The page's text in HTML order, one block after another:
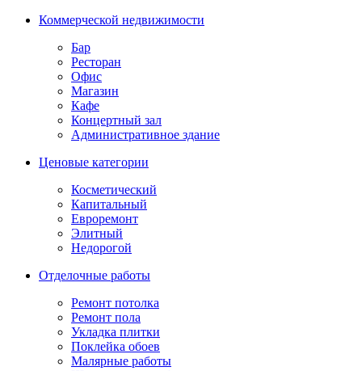
Коммерческой недвижимости
Бар
Ресторан
Офис
Магазин
Кафе
Концертный зал
Административное здание
Ценовые категории
Косметический
Капитальный
Евроремонт
Элитный
Недорогой
Отделочные работы
Ремонт потолка
Ремонт пола
Укладка плитки
Поклейка обоев
Малярные работы